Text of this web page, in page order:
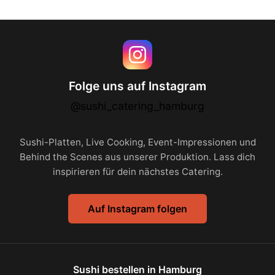
Folge uns auf Instagram
@sushi_catering_hamburg
Sushi-Platten, Live Cooking, Event-Impressionen und
Behind the Scenes aus unserer Produktion. Lass dich
inspirieren für dein nächstes Catering.
Auf Instagram folgen
Sushi bestellen in Hamburg